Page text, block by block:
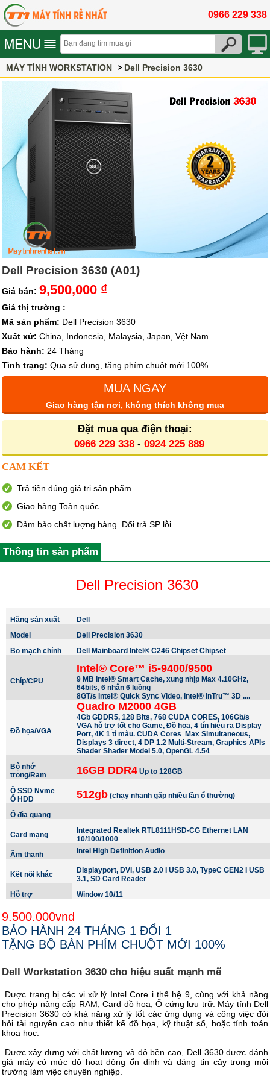
0966 229 338
MÁY TÍNH WORKSTATION Dell Precision 3630
Dell Precision 3630 (A01)
Giá bán: 9,500,000 ₫
Giá thị trường :
Mã sản phẩm: Dell Precision 3630
Xuất xứ: China, Indonesia, Malaysia, Japan, Vệt Nam
Bảo hành: 24 Tháng
Tình trạng: Qua sử dụng, tặng phím chuột mới 100%
MUA NGAY
Giao hàng tận nơi, không thích không mua
Đặt mua qua điện thoại:
0966 229 338- 0924 225 889
CAM KẾT
Trả tiền đúng giá trị sản phẩm
Giao hàng Toàn quốc
Đảm bảo chất lượng hàng. Đổi trả SP lỗi
Thông tin sản phẩm
Dell Precision 3630
Hãng sản xuất
Dell
Model
Dell Precision 3630
Bo mạch chính
Dell Mainboard Intel® C246 Chipset Chipset
Chíp/CPU
Intel® Core™ i5-9400/9500
9 MB Intel® Smart Cache, xung nhịp Max 4.10GHz,
64bits, 6 nhân 6 luồng
8GT/s Intel® Quick Sync Video, Intel® InTru™ 3D ....
Đồ họa/VGA
Quadro M2000 4GB
4Gb GDDR5, 128 Bits, 768 CUDA CORES, 106Gb/s
VGA hỗ trợ tốt cho Game, Đồ họa, 4 tín hiệu ra Display
Port, 4K 1 tỉ màu. CUDA Cores Max Simultaneous,
Displays 3 direct, 4 DP 1.2 Multi-Stream, Graphics APIs
Shader Shader Model 5.0, OpenGL 4.54
Bộ nhớ
trong/Ram
16GB DDR4 Up to 128GB
Ổ SSD Nvme
Ổ HDD
512gb (chạy nhanh gấp nhiều lần ổ thường)
Ổ đĩa quang
Card mạng
Integrated Realtek RTL8111HSD-CG Ethernet LAN
10/100/1000
Âm thanh
Intel High Definition Audio
Kết nối khác
Displayport, DVI, USB 2.0 I USB 3.0, TypeC GEN2 I USB
3.1, SD Card Reader
Hỗ trợ
Window 10/11
9.500.000vnd
BẢO HÀNH 24 THÁNG 1 ĐỔI 1
TẶNG BỘ BÀN PHÍM CHUỘT MỚI 100%
Dell Workstation 3630 cho hiệu suất mạnh mẽ
Được trang bị các vi xử lý Intel Core i thế hệ 9, cùng với khả năng
cho phép nâng cấp RAM, Card đồ họa, Ổ cứng lưu trữ. Máy tính Dell
Precision 3630 có khả năng xử lý tốt các ứng dụng và công việc đòi
hỏi tài nguyên cao như thiết kế đồ họa, kỹ thuật số, hoặc tính toán
khoa học.
Được xây dựng với chất lượng và độ bền cao, Dell 3630 được đánh
giá máy có mức độ hoạt động ổn định và đáng tin cậy trong môi
trường làm việc chuyên nghiệp.